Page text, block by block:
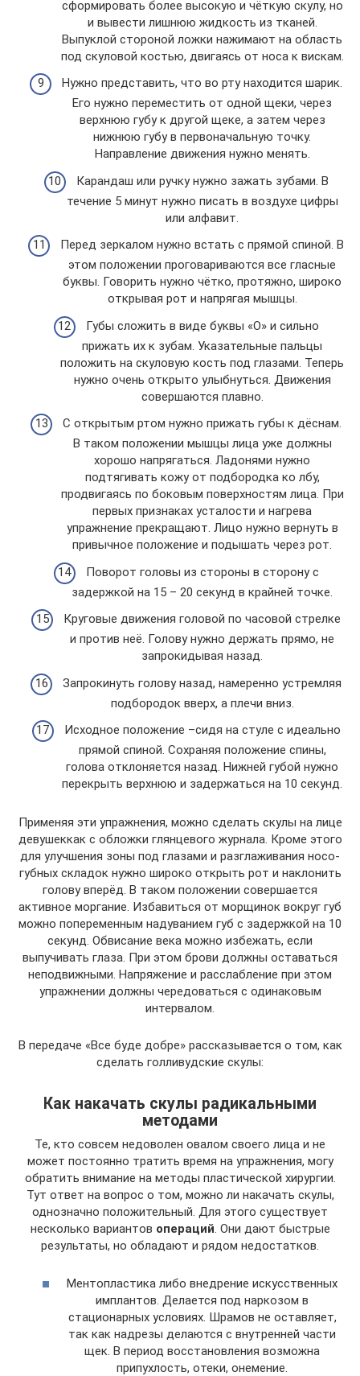
сформировать более высокую и чёткую скулу, но
и вывести лишнюю жидкость из тканей.
Выпуклой стороной ложки нажимают на область
под скуловой костью, двигаясь от носа к вискам.
Нужно представить, что во рту находится шарик.
Его нужно переместить от одной щеки, через
верхнюю губу к другой щеке, а затем через
нижнюю губу в первоначальную точку.
Направление движения нужно менять.
Карандаш или ручку нужно зажать зубами. В
течение 5 минут нужно писать в воздухе цифры
или алфавит.
Перед зеркалом нужно встать с прямой спиной. В
этом положении проговариваются все гласные
буквы. Говорить нужно чётко, протяжно, широко
открывая рот и напрягая мышцы.
Губы сложить в виде буквы «О» и сильно
прижать их к зубам. Указательные пальцы
положить на скуловую кость под глазами. Теперь
нужно очень открыто улыбнуться. Движения
совершаются плавно.
С открытым ртом нужно прижать губы к дёснам.
В таком положении мышцы лица уже должны
хорошо напрягаться. Ладонями нужно
подтягивать кожу от подбородка ко лбу,
продвигаясь по боковым поверхностям лица. При
первых признаках усталости и нагрева
упражнение прекращают. Лицо нужно вернуть в
привычное положение и подышать через рот.
Поворот головы из стороны в сторону с
задержкой на 15 – 20 секунд в крайней точке.
Круговые движения головой по часовой стрелке
и против неё. Голову нужно держать прямо, не
запрокидывая назад.
Запрокинуть голову назад, намеренно устремляя
подбородок вверх, а плечи вниз.
Исходное положение –сидя на стуле с идеально
прямой спиной. Сохраняя положение спины,
голова отклоняется назад. Нижней губой нужно
перекрыть верхнюю и задержаться на 10 секунд.
Применяя эти упражнения, можно сделать скулы на лице
девушеккак с обложки глянцевого журнала. Кроме этого
для улучшения зоны под глазами и разглаживания носо-
губных складок нужно широко открыть рот и наклонить
голову вперёд. В таком положении совершается
активное моргание. Избавиться от морщинок вокруг губ
можно попеременным надуванием губ с задержкой на 10
секунд. Обвисание века можно избежать, если
выпучивать глаза. При этом брови должны оставаться
неподвижными. Напряжение и расслабление при этом
упражнении должны чередоваться с одинаковым
интервалом.
В передаче «Все буде добре» рассказывается о том, как
сделать голливудские скулы:
Как накачать скулы радикальными
методами
Те, кто совсем недоволен овалом своего лица и не
может постоянно тратить время на упражнения, могу
обратить внимание на методы пластической хирургии.
Тут ответ на вопрос о том, можно ли накачать скулы,
однозначно положительный. Для этого существует
несколько вариантов операций. Они дают быстрые
результаты, но обладают и рядом недостатков.
Ментопластика либо внедрение искусственных
имплантов. Делается под наркозом в
стационарных условиях. Шрамов не оставляет,
так как надрезы делаются с внутренней части
щек. В период восстановления возможна
припухлость, отеки, онемение.